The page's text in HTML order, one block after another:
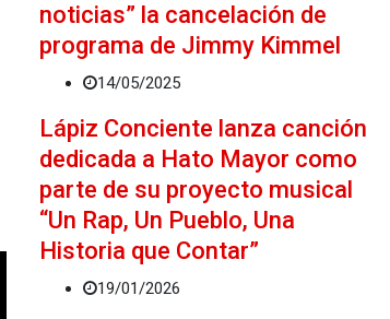
noticias” la cancelación de
programa de Jimmy Kimmel
14/05/2025
Lápiz Conciente lanza canción
dedicada a Hato Mayor como
parte de su proyecto musical
“Un Rap, Un Pueblo, Una
Historia que Contar”
19/01/2026